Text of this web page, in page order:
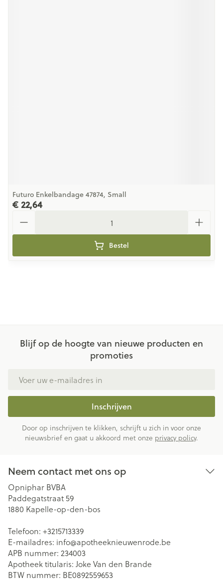
Futuro Enkelbandage 47874, Small
€ 22,64
Bestel
Blijf op de hoogte van nieuwe producten en
promoties
Inschrijven
Door op inschrijven te klikken, schrijft u zich in voor onze
nieuwsbrief en gaat u akkoord met onze privacy policy.
Neem contact met ons op
Opniphar BVBA
Paddegatstraat 59
1880 Kapelle-op-den-bos
Telefoon: +3215713339
E-mailadres: info@apotheeknieuwenrode.be
APB nummer: 234003
Apotheek titularis: Joke Van den Brande
BTW nummer: BE0892559653